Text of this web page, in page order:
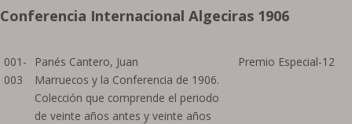
Conferencia Internacional Algeciras 1906
001-
003
Panés Cantero, Juan
Marruecos y la Conferencia de 1906.
Colección que comprende el periodo
de veinte años antes y veinte años
Premio Especial-12